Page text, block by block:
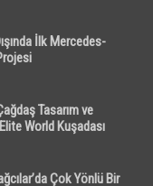
İlk Mercedes-
Tasarım ve
World Kuşadası
Çok Yönlü Bir